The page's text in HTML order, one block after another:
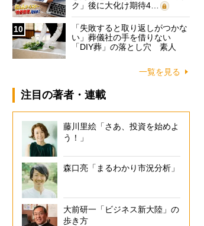
ク」後に大化け期待4…
10
「失敗すると取り返しがつかな
い」葬儀社の手を借りない
「DIY葬」の落とし穴 素人
一覧を見る
注目の著者・連載
藤川里絵「さあ、投資を始めよ
う！」
森口亮「まるわかり市況分析」
大前研一「ビジネス新大陸」の
歩き方